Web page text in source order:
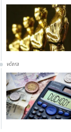
včera